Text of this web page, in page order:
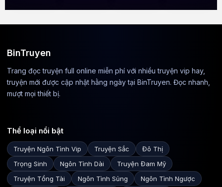
BinTruyen
Trang đọc truyện full online miễn phí với nhiều truyện vip hay,
truyện mới được cập nhật hằng ngày tại BinTruyen. Đọc nhanh,
mượt mọi thiết bị.
Thể loại nổi bật
Truyện Ngôn Tình Vip Truyện Sắc
Đô Thị
Trọng Sinh
Ngôn Tình Dài
Truyện Đam Mỹ
Truyện Tổng Tài
Ngôn Tình Sủng Ngôn Tình Ngược